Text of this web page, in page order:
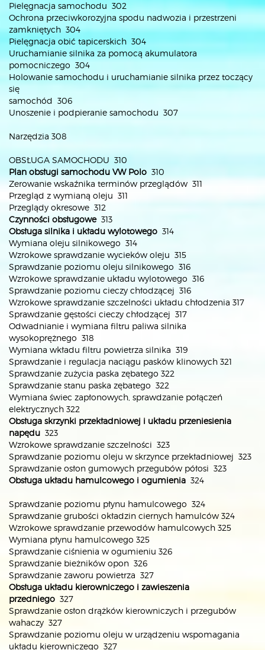
Pielęgnacja samochodu 302
Ochrona przeciwkorozyjna spodu nadwozia i przestrzeni
zamkniętych 304
Pielęgnacja obić tapicerskich 304
Uruchamianie silnika za pomocą akumulatora
pomocniczego 304
Holowanie samochodu i uruchamianie silnika przez toczący
się
samochód 306
Unoszenie i podpieranie samochodu 307
Narzędzia 308
OBSŁUGA SAMOCHODU 310
Plan obsługi samochodu VW Polo 310
Zerowanie wskaźnika terminów przeglądów 311
Przegląd z wymianą oleju 311
Przeglądy okresowe 312
Czynności obsługowe313
Obsługa silnika i układu wylotowego 314
Wymiana oleju silnikowego 314
Wzrokowe sprawdzanie wycieków oleju 315
Sprawdzanie poziomu oleju silnikowego 316
Wzrokowe sprawdzanie układu wylotowego 316
Sprawdzanie poziomu cieczy chłodzącej 316
Wzrokowe sprawdzanie szczelności układu chłodzenia 317
Sprawdzanie gęstości cieczy chłodzącej 317
Odwadnianie i wymiana filtru paliwa silnika
wysokoprężnego 318
Wymiana wkładu filtru powietrza silnika 319
Sprawdzanie i regulacja naciągu pasków klinowych 321
Sprawdzanie zużycia paska zębatego 322
Sprawdzanie stanu paska zębatego 322
Wymiana świec zapłonowych, sprawdzanie połączeń
elektrycznych 322
Obsługa skrzynki przekładniowej i układu przeniesienia
napędu 323
Wzrokowe sprawdzanie szczelności 323
Sprawdzanie poziomu oleju w skrzynce przekładniowej 323
Sprawdzanie osłon gumowych przegubów półosi 323
Obsługa układu hamulcowego i ogumienia 324
Sprawdzanie poziomu płynu hamulcowego 324
Sprawdzanie grubości okładzin ciernych hamulców 324
Wzrokowe sprawdzanie przewodów hamulcowych 325
Wymiana płynu hamulcowego 325
Sprawdzanie ciśnienia w ogumieniu 326
Sprawdzanie bieżników opon 326
Sprawdzanie zaworu powietrza 327
Obsługa układu kierowniczego i zawieszenia
przedniego 327
Sprawdzanie osłon drążków kierowniczych i przegubów
wahaczy 327
Sprawdzanie poziomu oleju w urządzeniu wspomagania
układu kierowniczego 327